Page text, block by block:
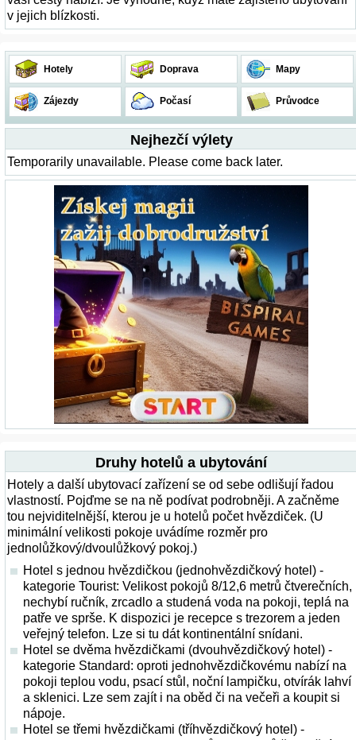
v jejich blízkosti.
Hotely Doprava Mapy
Zájezdy Počasí Průvodce
Nejhezčí výlety
Temporarily unavailable. Please come back later.
Druhy hotelů a ubytování
Hotely a další ubytovací zařízení se od sebe odlišují řadou
vlastností. Pojďme se na ně podívat podrobněji. A začněme
tou nejviditelnější, kterou je u hotelů počet hvězdiček. (U
minimální velikosti pokoje uvádíme rozměr pro
jednolůžkový/dvoulůžkový pokoj.)
Hotel s jednou hvězdičkou (jednohvězdičkový hotel) -
kategorie Tourist: Velikost pokojů 8/12,6 metrů čtverečních,
nechybí ručník, zrcadlo a studená voda na pokoji, teplá na
patře ve sprše. K dispozici je recepce s trezorem a jeden
veřejný telefon. Lze si tu dát kontinentální snídani.
Hotel se dvěma hvězdičkami (dvouhvězdičkový hotel) -
kategorie Standard: oproti jednohvězdičkovému nabízí na
pokoji teplou vodu, psací stůl, noční lampičku, otvírák lahví
a sklenici. Lze sem zajít i na oběd či na večeři a koupit si
nápoje.
Hotel se třemi hvězdičkami (tříhvězdičkový hotel) -